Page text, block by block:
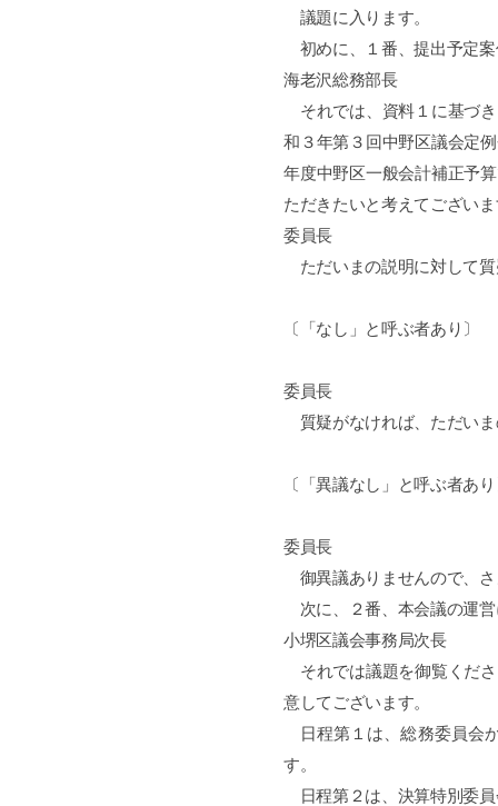
議題に入ります。
初めに、１番、提出予定
海老沢総務部長
それでは、資料１に基づ
和３年第３回中野区議会定
年度中野区一般会計補正予
ただきたいと考えてござい
委員長
ただいまの説明に対して
〔「なし」と呼ぶ者あり〕
委員長
質疑がなければ、ただいま
〔「異議なし」と呼ぶ者あ
委員長
御異議ありませんので、
次に、２番、本会議の運
小堺区議会事務局次長
それでは議題を御覧くだ
意してございます。
日程第１は、総務委員会
す。
日程第２は、決算特別委